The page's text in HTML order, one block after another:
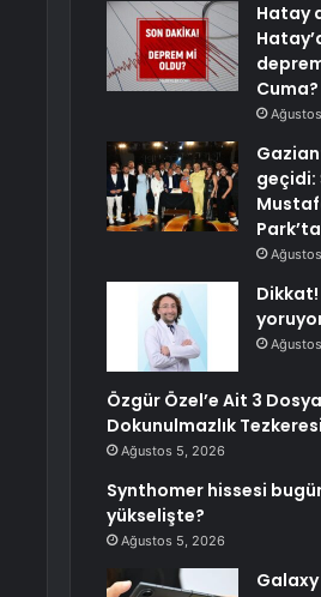
Hatay
Cuma?
geçidi:
Dikkat!
Özgür Özel’e Ait 3
Dokunulmazlık
Ağustos 5, 2026
Synthomer hissesi
yükselişte?
Ağustos 5, 2026
Galaxy